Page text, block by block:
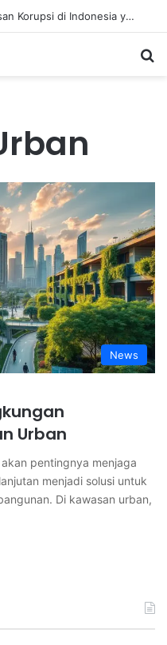
Peran KPK dalam Pemberantasan Korupsi di Indonesia yang Efektif dan Terukur
News
Urban
pentingnya menjaga
menjadi solusi untuk
Di kawasan urban,